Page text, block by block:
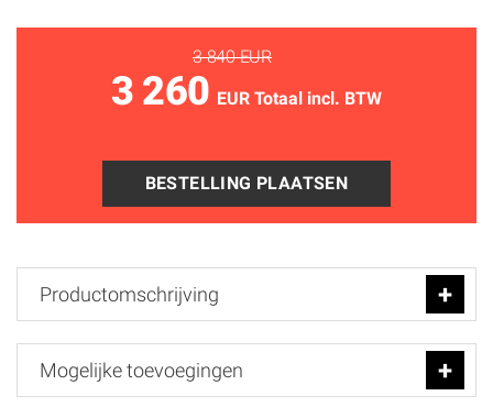
3 840 EUR
3 260 EUR Totaal incl. BTW
Productomschrijving
Mogelijke toevoegingen